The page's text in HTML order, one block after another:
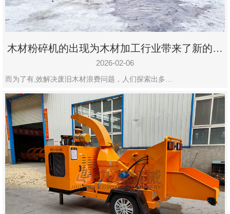
木材粉碎机的出现为木材加工行业带来了新的变
化
2026-02-06
而为了有,效解决废旧木材浪费问题，人们探索出多…